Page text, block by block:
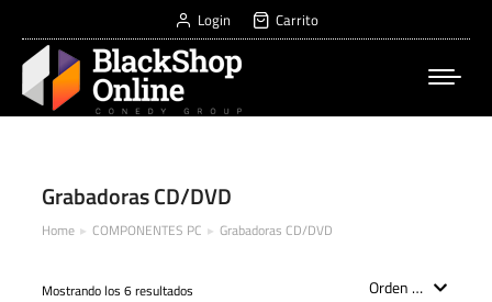
Login Carrito
Grabadoras CD/DVD
You are here:
Home COMPONENTES PC Grabadoras CD/DVD
Mostrando los 6 resultados